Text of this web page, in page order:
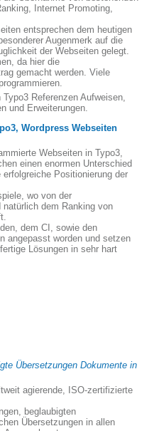
Internet Promoting,
entsprechen dem heutigen
Augenmerk auf die
der Webseiten gelegt.
da hier die
gemacht werden. Viele
Referenzen Aufweisen,
und Erweiterungen.
Wordpress Webseiten
Webseiten in Typo3,
einen enormen Unterschied
Positionierung der
wo von der
natürlich dem Ranking von
dem CI, sowie den
angepasst worden und setzen
Lösungen in sehr hart
Übersetzungen Dokumente in
agierende, ISO-zertifizierte
beglaubigten
Übersetzungen in allen